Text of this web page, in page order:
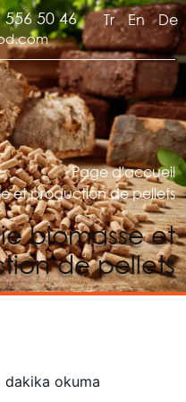
Tr En De
50 46
biomasse et
de pellets
Page d'accueil
et production de pellets
dakika okuma